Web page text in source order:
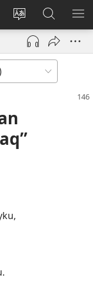
Direccionpi
akllay
Sutiykiwan
jaykuy
(abre
nueva
JW.ORG
nisqapi
maskhay